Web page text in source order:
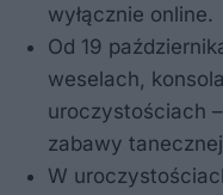
wyłącznie online.
Od 19
weselach,
uroczystościach
zabawy
W